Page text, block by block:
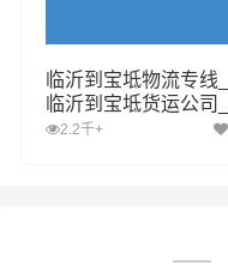
县物流专线服务，每
客户的角度综合考虑
障的临沂到北川县货物
临沂到宝坻物流专线_
临沂到宝坻货运公司_
临沂至宝坻运输专线
2.2千+